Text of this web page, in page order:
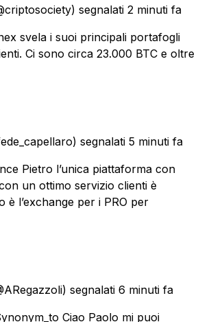
segnalati 2 minuti fa
svela i suoi principali portafogli
Ci sono circa 23.000 BTC e oltre
segnalati 5 minuti fa
Pietro l’unica piattaforma con
un ottimo servizio clienti è
è l’exchange per i PRO per
segnalati 6 minuti fa
Ciao Paolo mi puoi